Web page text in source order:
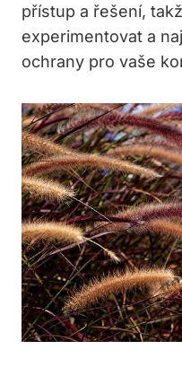
přístup​ a řešení,⁢
experimentovat a
ochrany pro vaše